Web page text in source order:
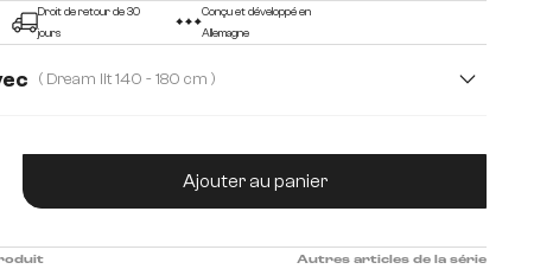
Droit de retour de 30
jours
Conçu et développé en
Allemagne
( Dream lit 140 - 180 cm )
de produit : Entrez la quantité
Ajouter au panier
Autres articles de la série